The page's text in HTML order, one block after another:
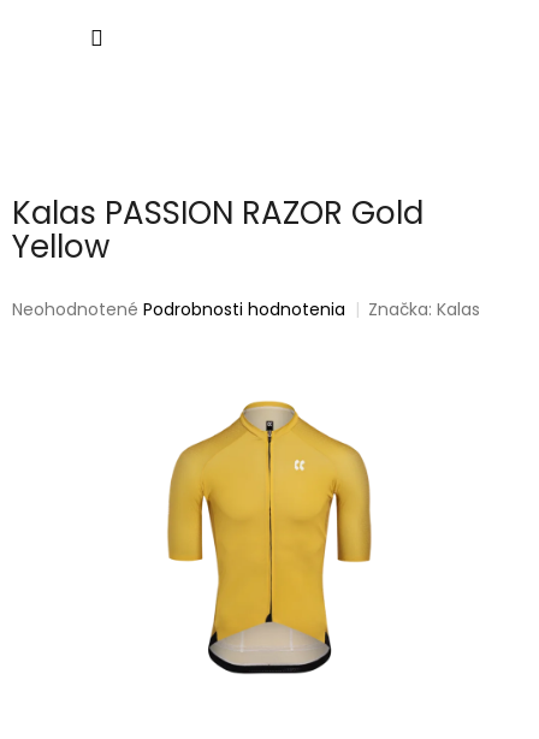
Kalas PASSION RAZOR Gold
Yellow
Priemerné
Neohodnotené Podrobnosti hodnotenia Značka:Kalas